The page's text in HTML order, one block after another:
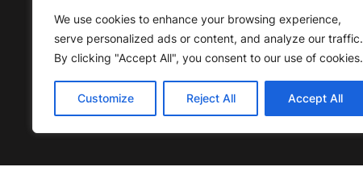
We use cookies to enhance your browsing experience,
serve personalized ads or content, and analyze our traffic.
By clicking "Accept All", you consent to our use of cookies.
Customize Reject All Accept All